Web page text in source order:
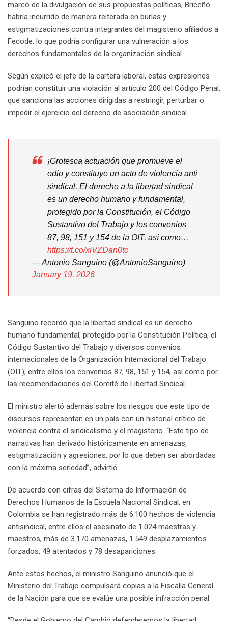
marco de la divulgación de sus propuestas políticas, Briceño
habría incurrido de manera reiterada en burlas y
estigmatizaciones contra integrantes del magisterio afiliados a
Fecode, lo que podría configurar una vulneración a los
derechos fundamentales de la organización sindical.
Según explicó el jefe de la cartera laboral, estas expresiones
podrían constituir una violación al artículo 200 del Código Penal,
que sanciona las acciones dirigidas a restringir, perturbar o
impedir el ejercicio del derecho de asociación sindical.
¡Grotesca actuación que promueve el
odio y constituye un acto de violencia anti
sindical. El derecho a la libertad sindical
es un derecho humano y fundamental,
protegido por la Constitución, el Código
Sustantivo del Trabajo y los convenios
87, 98, 151 y 154 de la OIT, así como…
https://t.co/xiVZDan0tc
— Antonio Sanguino (@AntonioSanguino)
January 19, 2026
Sanguino recordó que la libertad sindical es un derecho
humano fundamental, protegido por la Constitución Política, el
Código Sustantivo del Trabajo y diversos convenios
internacionales de la Organización Internacional del Trabajo
(OIT), entre ellos los convenios 87, 98, 151 y 154, así como por
las recomendaciones del Comité de Libertad Sindical.
El ministro alertó además sobre los riesgos que este tipo de
discursos representan en un país con un historial crítico de
violencia contra el sindicalismo y el magisterio. “Este tipo de
narrativas han derivado históricamente en amenazas,
estigmatización y agresiones, por lo que deben ser abordadas
con la máxima seriedad”, advirtió.
De acuerdo con cifras del Sistema de Información de
Derechos Humanos de la Escuela Nacional Sindical, en
Colombia se han registrado más de 6.100 hechos de violencia
antisindical, entre ellos el asesinato de 1.024 maestras y
maestros, más de 3.170 amenazas, 1.549 desplazamientos
forzados, 49 atentados y 78 desapariciones.
Ante estos hechos, el ministro Sanguino anunció que el
Ministerio del Trabajo compulsará copias a la Fiscalía General
de la Nación para que se evalúe una posible infracción penal.